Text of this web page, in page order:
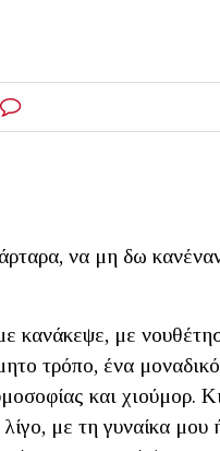
να μη δω
κανάκεψε, με
τρόπο, ένα
και χιούμορ.
με τη γυναίκα μου